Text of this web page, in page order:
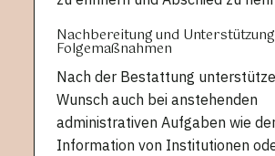
Nachbereitung und
Folgemaßnahmen
Nach der Bestattung
Wunsch auch bei anstehenden
administrativen Aufgaben wie
Information von Institutionen